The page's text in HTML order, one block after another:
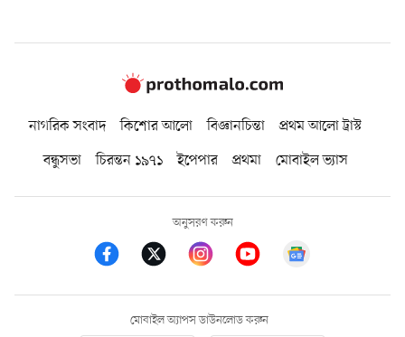
নাগরিক সংবাদ কিশোর আলো বিজ্ঞানচিন্তা
প্রথম আলো ট্রাস্ট
বন্ধুসভা
চিরন্তন ১৯৭১ ইপেপার প্রথমা মোবাইল ভ্যাস
অনুসরণ করুন
মোবাইল অ্যাপস ডাউনলোড করুন